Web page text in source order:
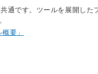
通です。ツールを展開した
要」